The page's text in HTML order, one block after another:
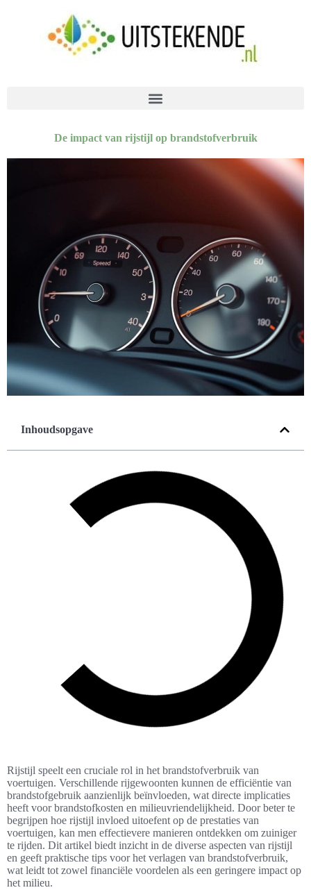
De impact van rijstijl op brandstofverbruik
Inhoudsopgave
Rijstijl speelt een cruciale rol in het brandstofverbruik van
voertuigen. Verschillende rijgewoonten kunnen de efficiëntie van
brandstofgebruik aanzienlijk beïnvloeden, wat directe implicaties
heeft voor brandstofkosten en milieuvriendelijkheid. Door beter te
begrijpen hoe rijstijl invloed uitoefent op de prestaties van
voertuigen, kan men effectievere manieren ontdekken om zuiniger
te rijden. Dit artikel biedt inzicht in de diverse aspecten van rijstijl
en geeft praktische tips voor het verlagen van brandstofverbruik,
wat leidt tot zowel financiële voordelen als een geringere impact op
het milieu.